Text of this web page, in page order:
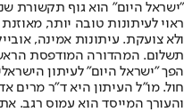
"ישראל היום" הוא גוף תקשורת
ראוי לעיתונות טובה יותר,
ולא צועקת. עיתונות אמינה,
הפך "ישראל היום" לעיתון
חול. מו"ל העיתון היא ד"ר מרים
והעורך המייסד הוא עמוס רגב.